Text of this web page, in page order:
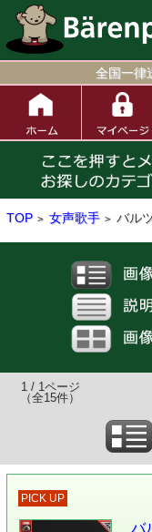
全国一律
TOP > 女声歌手 > バル
1 / 1ページ
（全15件）
PICK UP
バ